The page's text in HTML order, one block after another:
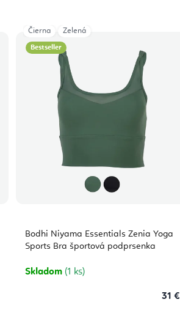
Bestseller
Bodhi Niyama Essentials Zenia Yoga
Sports Bra športová podprsenka
Skladom (1 ks)
31 €
Čierna Zelená